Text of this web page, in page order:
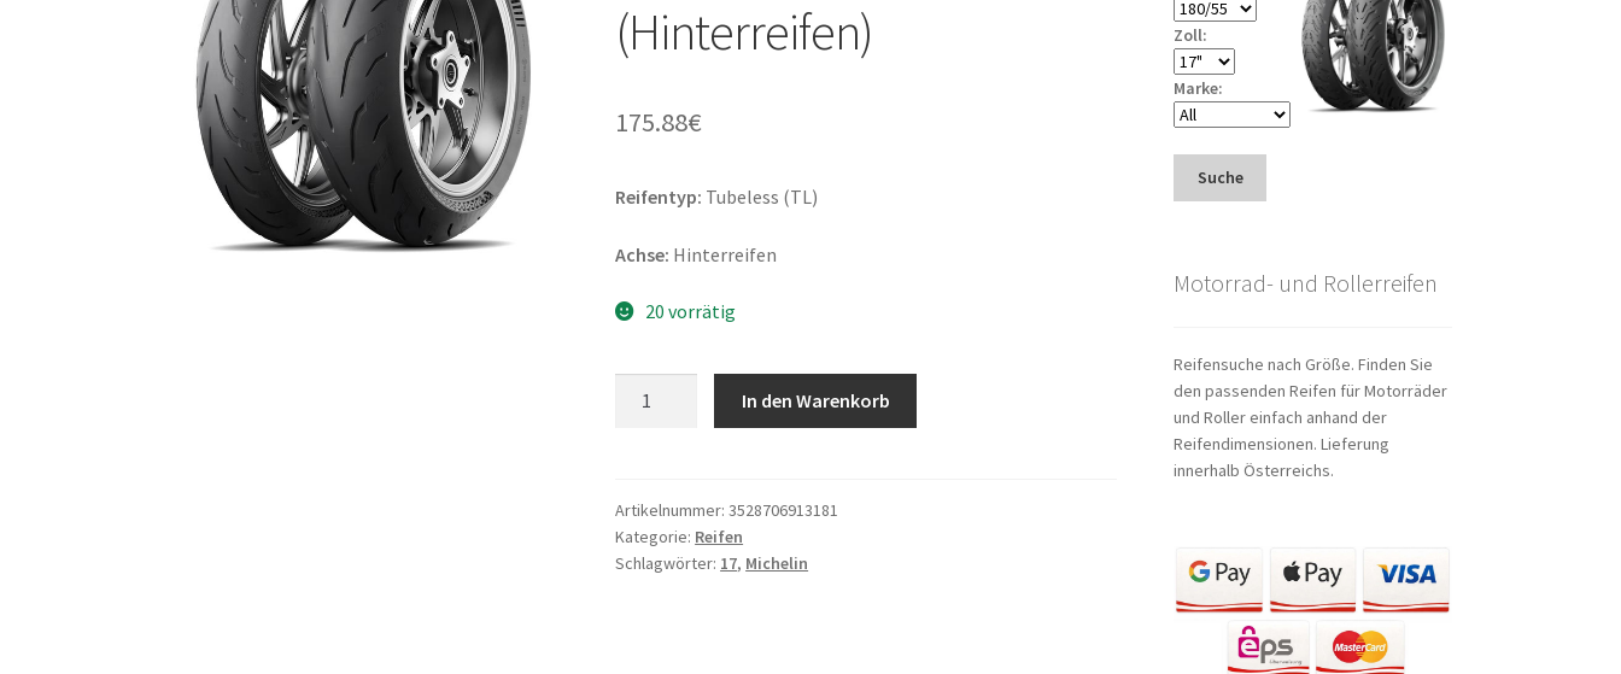
(Hinterreifen)
175.88€
Reifentyp: Tubeless (TL)
Achse: Hinterreifen
20 vorrätig
ZR
17
(73W)
In den Warenkorb
Artikelnummer:3528706913181
Kategorie: Reifen
Schlagwörter: 17, Michelin
Zoll:
Marke:
Suche
Motorrad- und Rollerreifen
Reifensuche nach Größe. Finden Sie
den passenden Reifen für Motorräder
und Roller einfach anhand der
Reifendimensionen. Lieferung
innerhalb Österreichs.